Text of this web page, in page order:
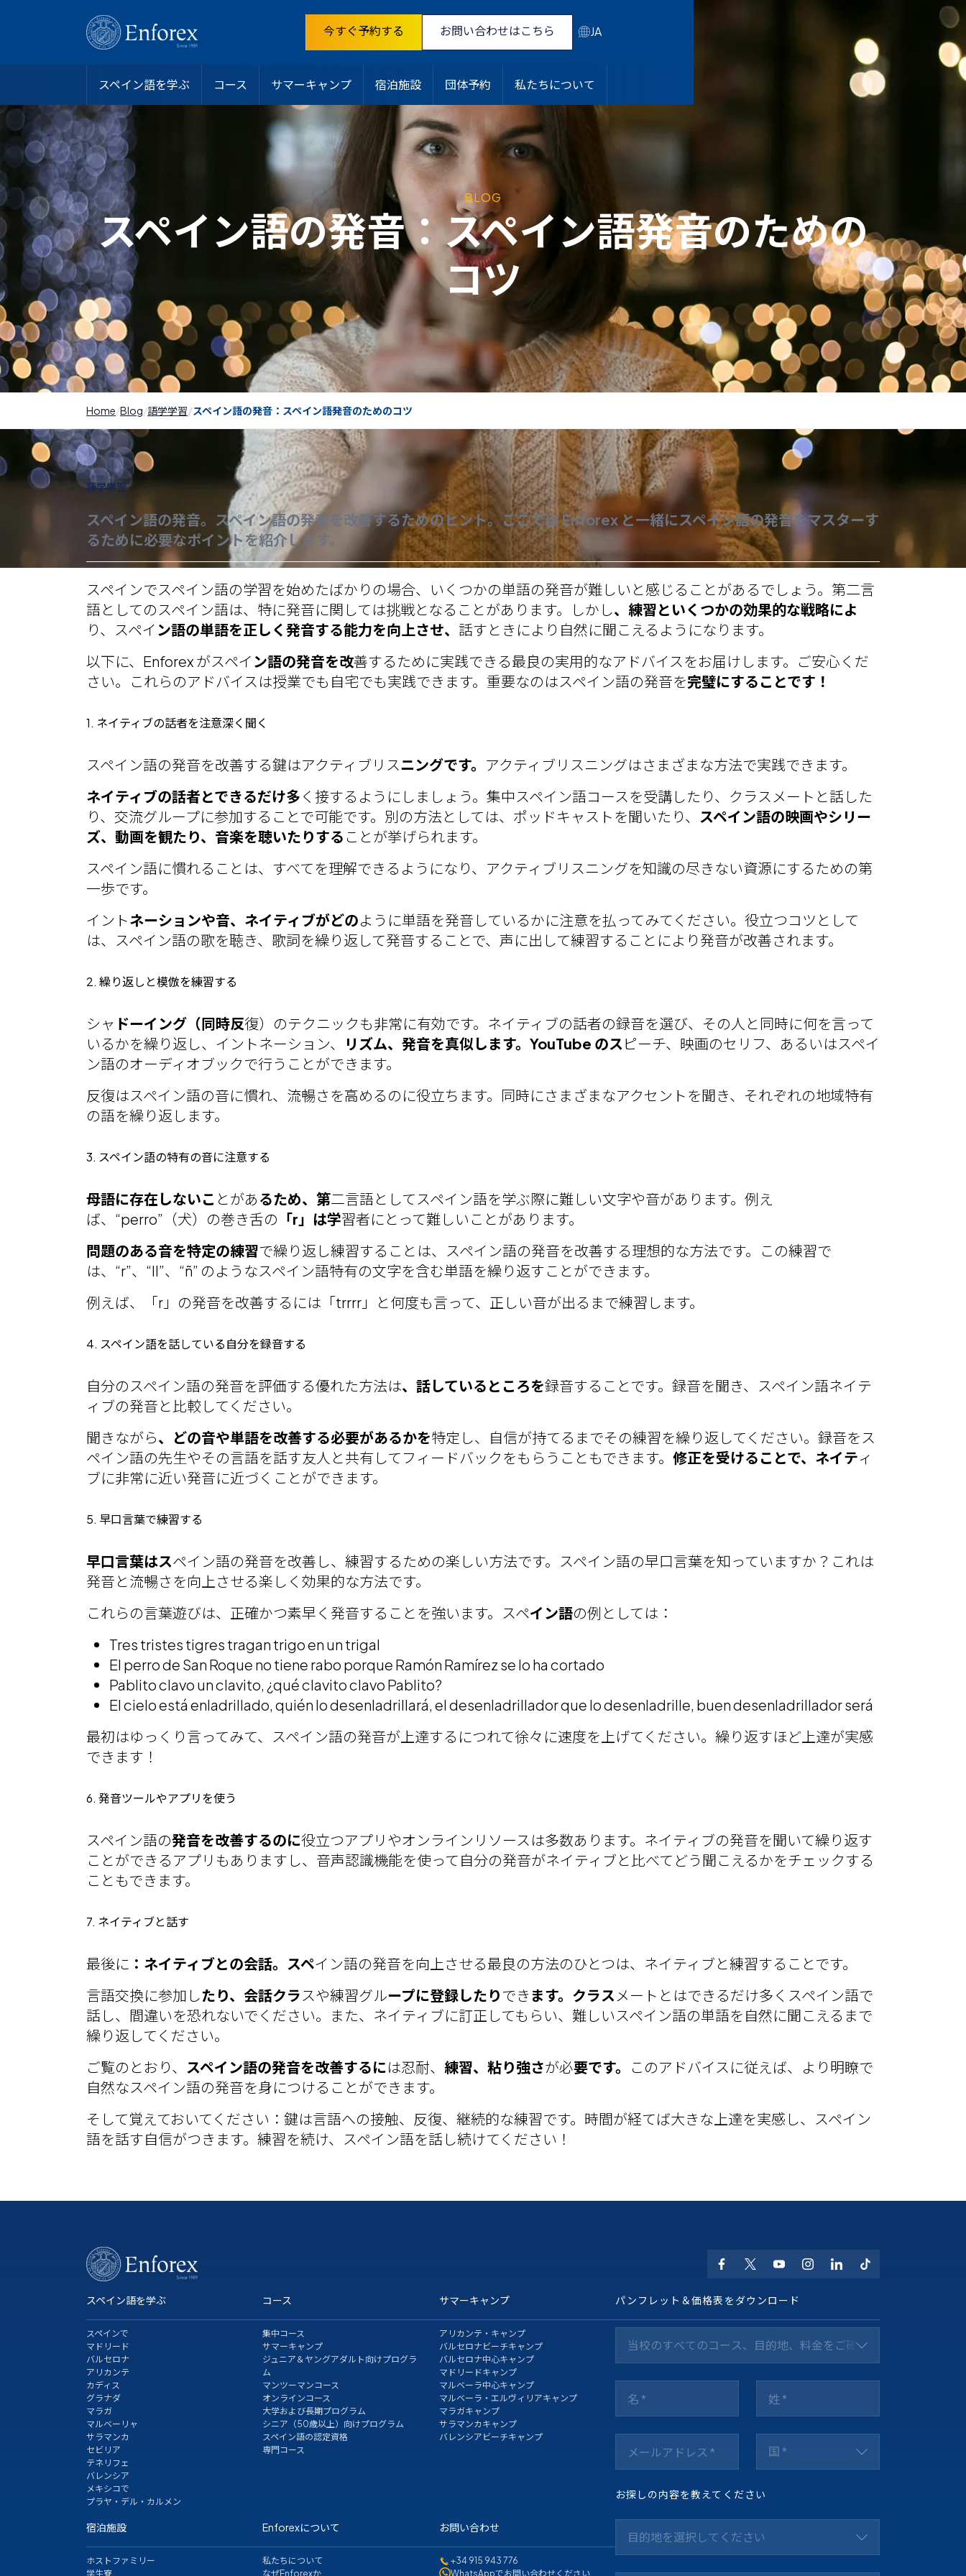
今すぐ予約する お問い合わせはこちら JA
スペイン語を学ぶ コース サマーキャンプ 宿泊施設 団体予約 私たちについて
目的地
スペイン
ラテンアメリカ
スペイン語コース
インテンシブコース
サマーキャンプ
ジュニアおよびヤングアダルト向けプログラム
マンツーマンコース
オンラインスペイン語コース
大学・長期プログラム
50歳以上向けプログラム
スペイン語認定
専門コース
サマーキャンプ
アリカンテ
バルセロナビーチ
バルセロナ中心部
マドリード
マラガ
マルベーラ・エルビリア
マルベーラ中心部
サラマンカ
バレンシアビーチ
リーダーシッププログラム
ホストファミリー
学生寮
シェアアパート
その他のオプション
なぜEnforexを選ぶのか？
認定
学生ビザ
お問い合わせ
私たちのチームに参加する
よくある質問
スペイン語レベルテスト
ブログ
BLOG
スペイン語の発音：スペイン語発音のための
コツ
Home Blog 語学学習 スペイン語の発音：スペイン語発音のためのコツ
語学学習
スペイン語の発音。スペイン語の発音を改善するためのヒント。ここでは Enforex と一緒にスペイン語の発音をマスターす
るために必要なポイントを紹介します。
スペインでスペイン語の学習を始めたばかり の場合、いくつかの単語の発音が難しいと感じることがあるでしょう。第二言
語としてのスペイン語は、特に発音に関しては挑戦となることがあります。しかし、練習といくつかの効果的な戦略によ
り、スペイ ン語の単語を正しく発音する能力を向上させ、 話すときにより自然に聞こえるようになります。
以下に、Enforex がスペイ ン語の発音を改善するために実践できる最良の実用的なアドバイスをお届けします。ご安心くだ
さい。これらのアドバイスは授業でも自宅でも実践できます。重要なのはスペイン語の発音を完璧にすることです！
1. ネイティブの話者を注意深く聞く
スペイン語の発音を改善する鍵はアクティブリスニングです。 アクティブリスニングはさまざまな方法で実践できます。
ネイティブの話者とできるだけ多 く接するようにしましょう。集中スペイン語コースを受講したり、クラスメ ートと話した
り、交流グループに参加することで可能です。別の方法としては、ポッドキャストを聞いたり、 スペイン語の映画やシリー
ズ、動画を観たり、音楽を聴いたりする ことが挙げられます。
スペイン語に慣れることは、すべてを理解できるようになり、アクティブリスニングを知識の尽きない資源にするための第
一歩です。
イントネーションや音、ネイティブがどのように単語を発音しているかに注意を払ってみてください。役立つコツと して
は、スペイン語の歌を聴き、歌詞を繰り返して発音することで、声に出して練習することにより発音が改善されます。
2. 繰り返しと模倣を練習する
シャ ドーイング（同時反復）のテクニックも非常に有効です。ネイティブの話者の録音を選び、その人と同時に何を言って
いるかを繰り返し、イントネーション、
リズム、発音を真似します。YouTube のスピーチ、映画のセリフ、あるいはスペイ
ン語のオーディオブックで行うことができます。
反復はスペイン語の音に慣れ、流暢さを高めるのに役立ちます。同時にさまざまなアクセントを聞き、それぞれの地域特有
の語を繰り返します。
3. スペイン語の特有の音に注意する
母語に存在しないこ とがあ るため、第二言語としてスペイン語を学ぶ際に難しい文字や音があります。例え
ば、“perro”（犬）の巻き舌の 「r」は学習者にとって難しいことがあります。
問題のある音を特定の練習で繰り返し練習することは、スペイン語の発音を改善する理想的な方法です。この練習で
は、“r”、“ll”、“ñ” のようなスペイン語特有の文字を含む単語を繰り返すことができます。
例えば、「r」の発音を改善するには「trrrr」と何度も言って、正しい音が出るまで練習します。
4. スペイン語を話している自分を録音する
自分のスペイン語の発音を評価する優れた方法は、話しているところを録音することです。録音を聞き、スペイン語ネイテ
ィブの発音と比較してください。
聞きながら、どの音や単語を改善する必要があるかを特定し、自信が持てるまでその練習を繰り返してください。録音をス
ペイン語の先生やその言語を話す友人と共有してフィードバックをもらうこともできます。 修正を受けることで、ネイティ
ブに非常に近い発音に近づくことができます。
5. 早口言葉で練習する
早口言葉はスペイン語の発音を改善し、練習するための楽しい方法です。スペイン語の早口言葉を知っていますか？これは
発音と流暢さを向上させる楽しく効果的な方法です。
これらの言葉遊びは、正確かつ素早く発音することを強います。スペイン語の例としては：
Tres tristes tigres tragan trigo en un trigal
El perro de San Roque no tiene rabo porque Ramón Ramírez se lo ha cortado
Pablito clavo un clavito, ¿qué clavito clavo Pablito?
El cielo está enladrillado, quién lo desenladrillará, el desenladrillador que lo desenladrille, buen desenladrillador será
最初はゆっくり言ってみて、スペイン語の発音が上達するにつれて徐々に速度を上げてください。繰り返すほど上達が実感
できます！
6. 発音ツールやアプリを使う
スペイン語の発音を改善するのに役立つアプリやオンラインリソースは多数あります。ネイティブの発音を聞いて繰り返す
ことができるアプリもありますし、音声認識機能を使って自分の発音がネイティブと比べてどう聞こえるかをチェックする
こともできます。
7. ネイティブと話す
最後に ：ネイティブとの会話。スペイン語の発音を向上させる最良の方法のひとつは、ネイティブと練習することです。
言語交換に参加したり、会話クラスや練習グループに登録したり でき ます。クラス メートとはできるだけ多くスペイン語で
話し、間違いを恐れないでください。また、ネイティブに訂正してもらい、難しいスペイン語の単語を自然に聞 こえるまで
繰り返してください。
ご覧のとおり、 スペイン語の発音を改善するには忍耐、 練習、粘り強さが必要です。
このアドバイスに従えば、より明瞭で
自然なスペイン語の発音を身につけることができます。
そして覚えておいてください：鍵は言語への接触、反復、継続的な練習です。時間が経てば大きな上達を実感し、スペイン
語を話す自信がつきます。練習を続け、スペイン語を話し続けてください！
スペイン語を学ぶ
スペインで
マドリード
バルセロナ
アリカンテ
カディス
グラナダ
マラガ
マルベーリャ
サラマンカ
セビリア
テネリフェ
バレンシア
メキシコで
プラヤ・デル・カルメン
コース
集中コース
サマーキャンプ
ジュニア＆ヤングアダルト向けプログラ
ム
マンツーマンコース
オンラインコース
大学および長期プログラム
シニア（50歳以上）向けプログラム
スペイン語の認定資格
専門コース
サマーキャンプ
アリカンテ・キャンプ
バルセロナビーチキャンプ
バルセロナ中心キャンプ
マドリードキャンプ
マルベーラ中心キャンプ
マルベーラ・エルヴィリアキャンプ
マラガキャンプ
サラマンカキャンプ
バレンシアビーチキャンプ
宿泊施設
ホストファミリー
学生寮
Enforexについて
私たちについて
なぜEnforexか
お問い合わせ
+34 915 943 776
WhatsAppでお問い合わせください
パンフレット＆価格表をダウンロード
当校のすべてのコース、目的地、料金をご確認ください *
国 *
お探しの内容を教えてください
目的地を選択してください